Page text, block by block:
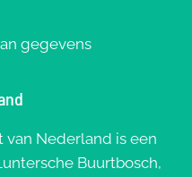
gegevens
Nederland is een
Buurtbosch,